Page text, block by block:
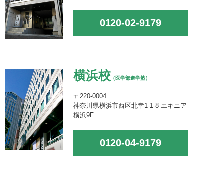
0120-02-9179
横浜校 （医学部進学塾）
〒220-0004
神奈川県横浜市西区北幸1-1-8 エキニア
横浜9F
0120-04-9179